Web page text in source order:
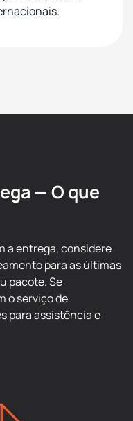
— O que
a entrega, considere
para as últimas
pacote. Se
o serviço de
para assistência e